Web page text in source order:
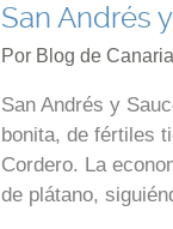
San Andrés
Por Blog de
San Andrés y
bonita, de fértiles
Cordero. La
de plátano,